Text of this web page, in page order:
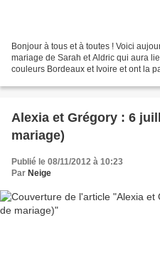
Bonjour à tous et à toutes ! Voici
mariage de Sarah et Aldric qui aura
couleurs Bordeaux et Ivoire et ont la
Alexia et Grégory : 6
mariage)
Publié le 08/11/2012 à 10:23
Par Neige